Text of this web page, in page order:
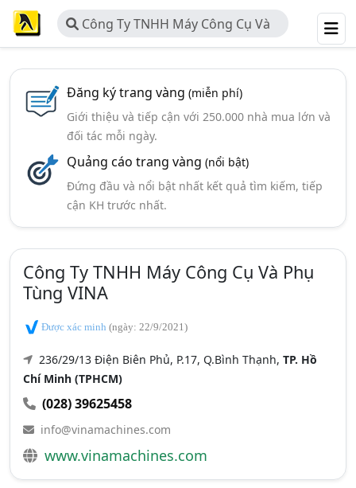
Công Ty TNHH Máy Công Cụ Và
Phụ Tùng VINA
Đăng ký trang vàng (miễn phí)
Giới thiệu và tiếp cận với 250.000 nhà mua lớn và
đối tác mỗi ngày.
Quảng cáo trang vàng (nổi bật)
Đứng đầu và nổi bật nhất kết quả tìm kiếm, tiếp
cận KH trước nhất.
Công Ty TNHH Máy Công Cụ Và Phụ
Tùng VINA
Được xác minh (ngày: 22/9/2021)
236/29/13 Điện Biên Phủ, P.17, Q.Bình Thạnh, TP. Hồ
Chí Minh (TPHCM)
(028) 39625458
info@vinamachines.com
www.vinamachines.com